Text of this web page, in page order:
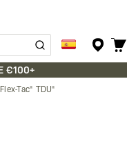
€100+
Tac® TDU®